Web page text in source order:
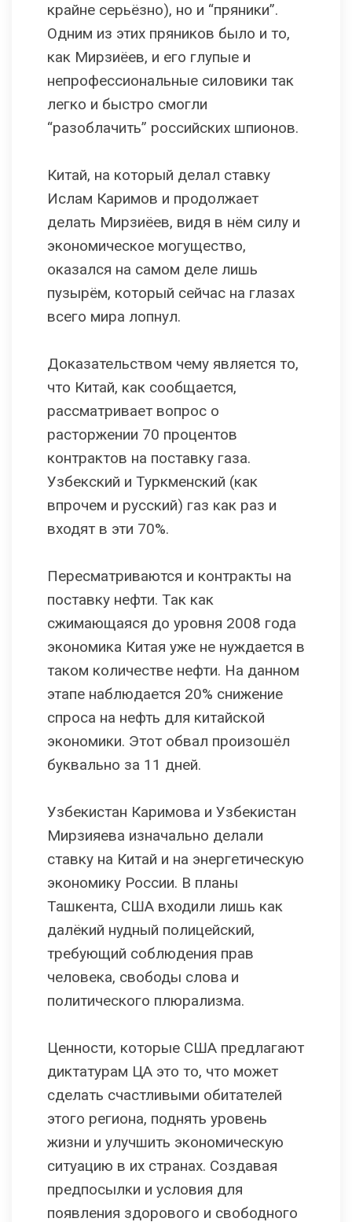
крайне серьёзно), но и “пряники”.
Одним из этих пряников было и то,
как Мирзиёев, и его глупые и
непрофессиональные силовики так
легко и быстро смогли
“разоблачить” российских шпионов.
Китай, на который делал ставку
Ислам Каримов и продолжает
делать Мирзиёев, видя в нём силу и
экономическое могущество,
оказался на самом деле лишь
пузырём, который сейчас на глазах
всего мира лопнул.
Доказательством чему является то,
что Китай, как сообщается,
рассматривает вопрос о
расторжении 70 процентов
контрактов на поставку газа.
Узбекский и Туркменский (как
впрочем и русский) газ как раз и
входят в эти 70%.
Пересматриваются и контракты на
поставку нефти. Так как
сжимающаяся до уровня 2008 года
экономика Китая уже не нуждается в
таком количестве нефти. На данном
этапе наблюдается 20% снижение
спроса на нефть для китайской
экономики. Этот обвал произошёл
буквально за 11 дней.
Узбекистан Каримова и Узбекистан
Мирзияева изначально делали
ставку на Китай и на энергетическую
экономику России. В планы
Ташкента, США входили лишь как
далёкий нудный полицейский,
требующий соблюдения прав
человека, свободы слова и
политического плюрализма.
Ценности, которые США предлагают
диктатурам ЦА это то, что может
сделать счастливыми обитателей
этого региона, поднять уровень
жизни и улучшить экономическую
ситуацию в их странах. Создавая
предпосылки и условия для
появления здорового и свободного